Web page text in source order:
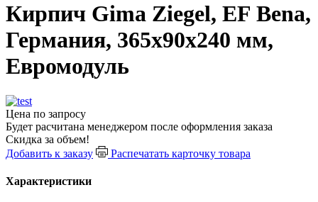
Кирпич Gima Ziegel, EF Bena,
Германия, 365х90х240 мм,
Евромодуль
Цена по запросу
Будет расчитана менеджером после оформления заказа
Скидка за объем!
Добавить к заказу
Распечатать карточку товара
Характеристики